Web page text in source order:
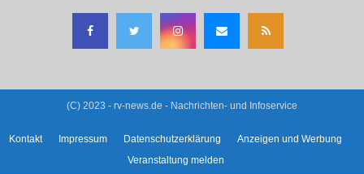
(C) 2023 - rv-news.de - Nachrichten- und Infoservice
Kontakt Impressum Datenschutzerklärung
Anzeigen und Werbung
Veranstaltung melden